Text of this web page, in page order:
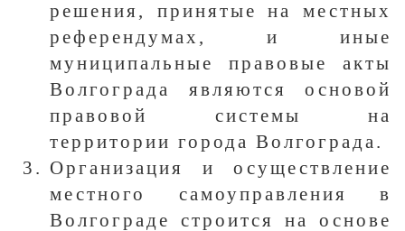
решения, принятые на местных
референдумах, и иные
муниципальные правовые акты
Волгограда являются основой
правовой системы на
территории города Волгограда.
Организация и осуществление
местного самоуправления в
Волгограде строится на основе